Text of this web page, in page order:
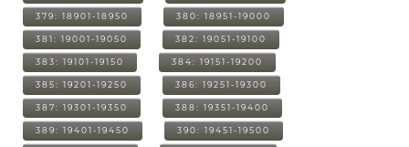
379: 18901-18950 380: 18951-19000
381: 19001-19050 382: 19051-19100
383: 19101-19150 384: 19151-19200
385: 19201-19250 386: 19251-19300
387: 19301-19350 388: 19351-19400
389: 19401-19450 390: 19451-19500